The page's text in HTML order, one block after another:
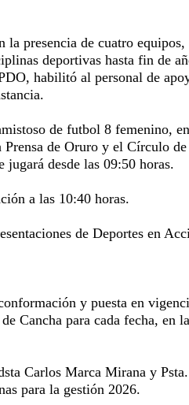
la presencia de cuatro equipos,
deportivas hasta fin de
habilitó al personal de
de futbol 8 femenino,
Prensa de Oruro y el Círculo de
desde las 09:50 horas.
a las 10:40 horas.
de Deportes en
y puesta en
Cancha para cada fecha, en
Carlos Marca Mirana y Psta.
para la gestión 2026.